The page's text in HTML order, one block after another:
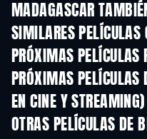
MADAGASCAR
SIMILARES PELÍCULAS
PRÓXIMAS PELÍCULAS
PRÓXIMAS PELÍCULAS
EN CINE Y STREAMING)
OTRAS PELÍCULAS DE